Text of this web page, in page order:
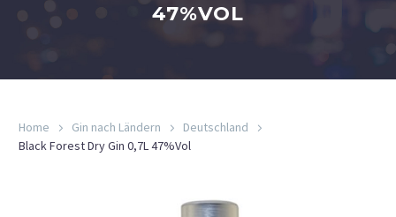
47%VOL
Home Gin nach Ländern
Deutschland
Black Forest Dry Gin 0,7L 47%Vol